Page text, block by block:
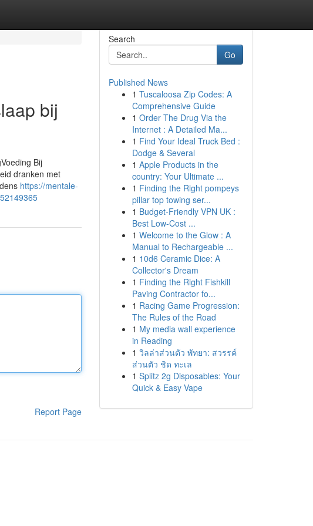
bij
Bij
dranken met
https://mentale-
Report Page
Search
Go
Published News
1 Tuscaloosa Zip Codes: A
Comprehensive Guide
1 Order The Drug Via the
Internet : A Detailed Ma...
1 Find Your Ideal Truck Bed :
Dodge & Several
1 Apple Products in the
country: Your Ultimate ...
1 Finding the Right pompeys
pillar top towing ser...
1 Budget-Friendly VPN UK :
Best Low-Cost ...
1 Welcome to the Glow : A
Manual to Rechargeable ...
1 10d6 Ceramic Dice: A
Collector's Dream
1 Finding the Right Fishkill
Paving Contractor fo...
1 Racing Game Progression:
The Rules of the Road
1 My media wall experience
in Reading
1 วิลล่าส่วนตัว พัทยา: สวรรค์
ส่วนตัว ชิด ทะเล
1 Splitz 2g Disposables: Your
Quick & Easy Vape